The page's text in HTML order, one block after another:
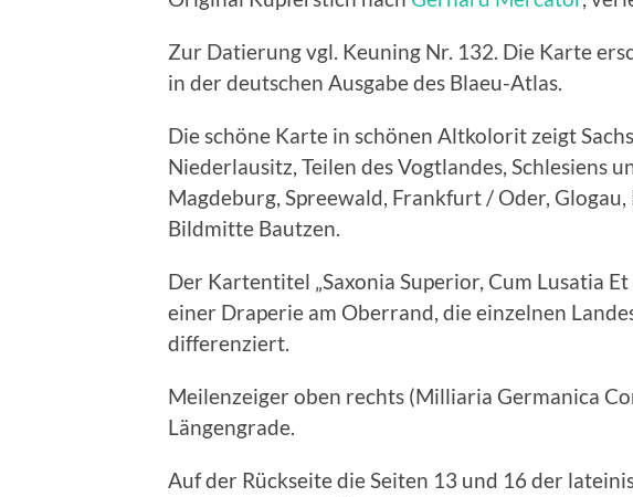
Zur Datierung vgl. Keuning Nr. 132. Die Karte
in der deutschen Ausgabe des Blaeu-Atlas.
Die schöne Karte in schönen Altkolorit zeigt
Niederlausitz, Teilen des Vogtlandes, Schlesiens
Magdeburg, Spreewald, Frankfurt / Oder, Glogau,
Bildmitte Bautzen.
Der Kartentitel „Saxonia Superior, Cum Lusatia
einer Draperie am Oberrand, die einzelnen
differenziert.
Meilenzeiger oben rechts (Milliaria Germanica
Längengrade.
Auf der Rückseite die Seiten 13 und 16 der